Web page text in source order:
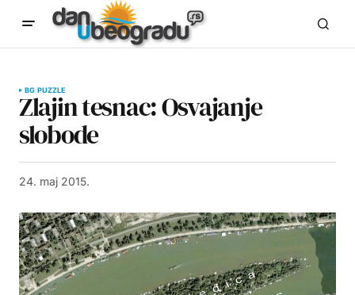
BG PUZZLE
Zlajin tesnac: Osvajanje
slobode
24. maj 2015.